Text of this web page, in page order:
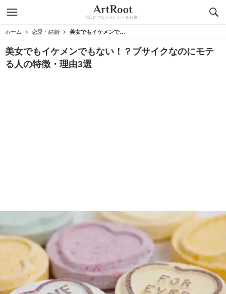
明日につながるヒントをお届け
ホーム 恋愛・結婚 美女でもイケメンでもない！？ブサイクなのにモテる人の特徴・理由3選
美女でもイケメンでもない！？ブサイクなのにモテ
る人の特徴・理由3選